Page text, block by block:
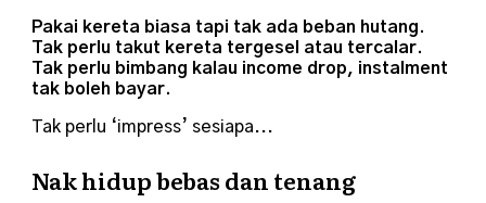
Pakai kereta biasa tapi tak ada beban hutang.
Tak perlu takut kereta tergesel atau tercalar.
Tak perlu bimbang kalau income drop, instalment
tak boleh bayar.
Tak perlu ‘impress’ sesiapa...
Nak hidup bebas dan tenang